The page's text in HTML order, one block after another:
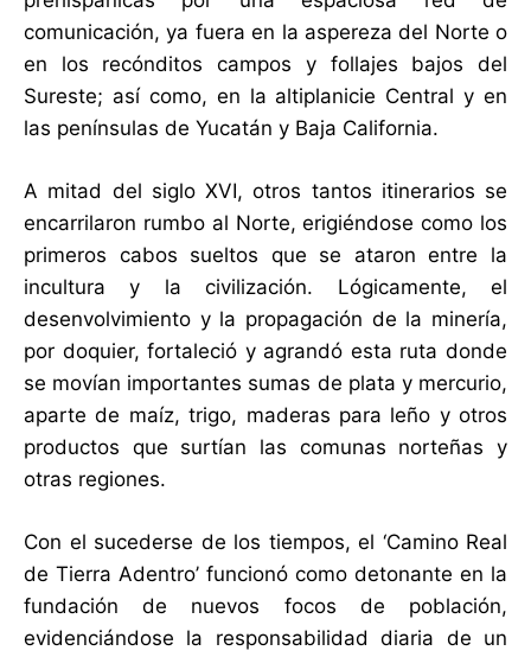
comunicación, ya fuera en la aspereza del Norte o
en los recónditos campos y follajes bajos del
Sureste; así como, en la altiplanicie Central y en
las penínsulas de Yucatán y Baja California.
A mitad del siglo XVI, otros tantos itinerarios se
encarrilaron rumbo al Norte, erigiéndose como los
primeros cabos sueltos que se ataron entre la
incultura y la civilización. Lógicamente, el
desenvolvimiento y la propagación de la minería,
por doquier, fortaleció y agrandó esta ruta donde
se movían importantes sumas de plata y mercurio,
aparte de maíz, trigo, maderas para leño y otros
productos que surtían las comunas norteñas y
otras regiones.
Con el sucederse de los tiempos, el ‘Camino Real
de Tierra Adentro’ funcionó como detonante en la
fundación de nuevos focos de población,
evidenciándose la responsabilidad diaria de un